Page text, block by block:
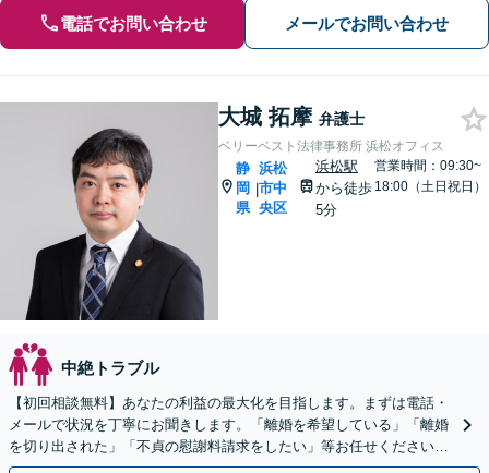
電話でお問い合わせ メールでお問い合わせ
大城 拓摩 弁護士
ベリーベスト法律事務所 浜松オフィス
静
岡
県
|
浜松
市中
央区
浜松駅
から徒歩
5分
営業時間：09:30~
18:00（土日祝日）
中絶トラブル
【初回相談無料】あなたの利益の最大化を目指します。まずは電話・
メールで状況を丁寧にお聞きします。「離婚を希望している」「離婚
を切り出された」「不貞の慰謝料請求をしたい」等お任せください。
【リーズナブルな料金設定】